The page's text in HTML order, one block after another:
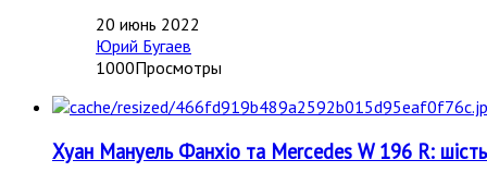
20 июнь 2022
Юрий Бугаев
1000Просмотры
Хуан Мануель Фанхіо та Mercedes W 196 R: